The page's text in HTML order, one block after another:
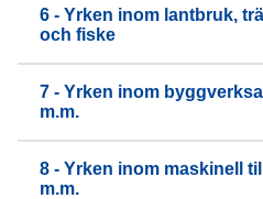
6 - Yrken inom lantbruk,
och fiske
7 - Yrken inom
m.m.
8 - Yrken inom maskinell
m.m.